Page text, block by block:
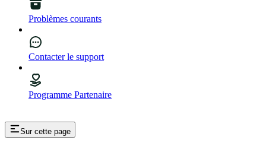
Problèmes courants
Contacter le support
Programme Partenaire
Sur cette page